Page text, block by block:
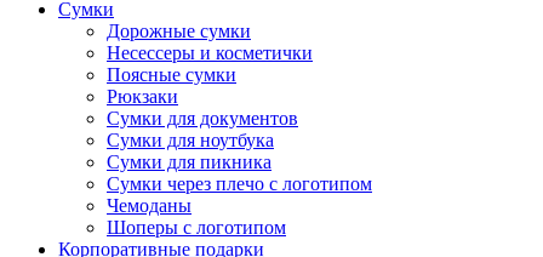
Сумки
Дорожные сумки
Несессеры и косметички
Поясные сумки
Рюкзаки
Сумки для документов
Сумки для ноутбука
Сумки для пикника
Сумки через плечо с логотипом
Чемоданы
Шоперы с логотипом
Корпоративные подарки